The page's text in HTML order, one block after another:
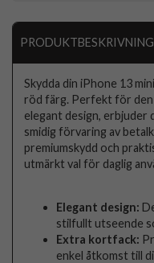
PRODUKTBESKRIVNING
Skydda din iPhone 13
röd färg. Perfekt för
elegant design,
smidig förvaring av
premiumskydd och
utmärkt val för daglig
Elegant design:
stilfullt utseende
Extra kortfack:
enkel åtkomst till